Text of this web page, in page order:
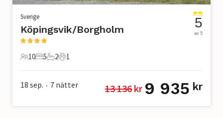
Sverige
Köpingsvik/Borgholm
10 Gäster
10
5 Sovrum
5
2 Badrum
2
1 Husdjur
1
5
av 5
18 sep. • 7 nätter 13 136 kr 9 935 kr